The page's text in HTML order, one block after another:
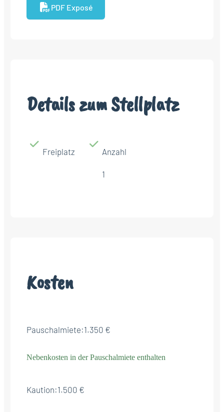
PDF Exposé
Details zum Stellplatz
Freiplatz Anzahl
1
Kosten
Pauschalmiete:1.350 €
Nebenkosten in der Pauschalmiete enthalten
Kaution:1.500 €